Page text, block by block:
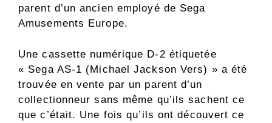
parent d’un ancien employé de Sega
Amusements Europe.
Une cassette numérique D-2 étiquetée
« Sega AS-1 (Michael Jackson Vers) » a été
trouvée en vente par un parent d’un
collectionneur sans même qu’ils sachent ce
que c’était. Une fois qu’ils ont découvert ce